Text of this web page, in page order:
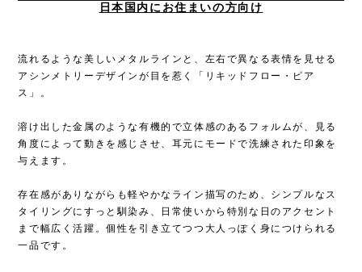
日本国内にお住まいの方向け
流れるような美しいメタルラインと、左右で異なる表情を見せる
アシンメトリーデザインが目を惹く「リキッドフロー・ピア
ス」。
溶け出した金属のような有機的で立体感のあるフォルムが、見る
角度によって動きを感じさせ、耳元にモードで洗練された印象を
与えます。
存在感がありながらも軽やかなライン描写のため、シンプルなス
タイリングにすっと馴染み、日常使いから特別な日のアクセント
まで幅広く活躍。個性を引き立てつつ大人っぽく身につけられる
一品です。